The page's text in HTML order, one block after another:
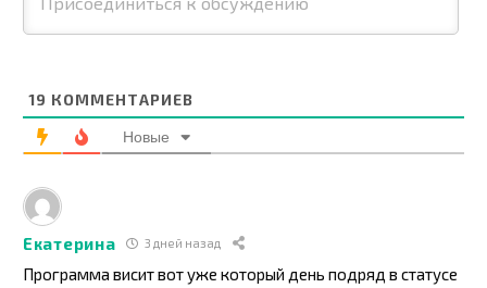
19 КОММЕНТАРИЕВ
Новые
Екатерина 3 дней назад
Программа висит вот уже который день подряд в статусе